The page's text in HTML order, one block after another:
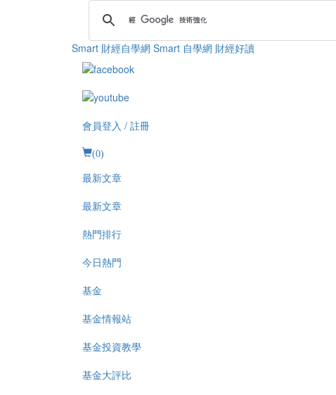
Smart 財經自學網 Smart 自學網 財經好讀
會員登入 / 註冊
(0)
最新文章
最新文章
熱門排行
今日熱門
基金
基金情報站
基金投資教學
基金大評比